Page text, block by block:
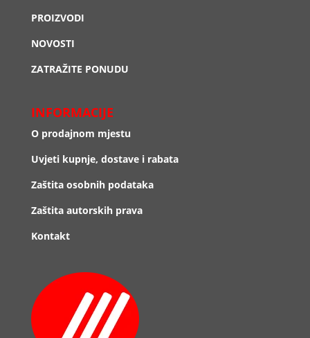
PROIZVODI
NOVOSTI
ZATRAŽITE PONUDU
INFORMACIJE
O prodajnom mjestu
Uvjeti kupnje, dostave i rabata
Zaštita osobnih podataka
Zaštita autorskih prava
Kontakt